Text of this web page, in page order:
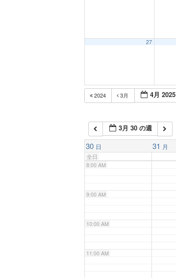
27
2024 3月 4月 2025
3月 30 の週
30 日 31 月
全日
7:00 AM
8:00 AM
9:00 AM
10:00 AM
11:00 AM